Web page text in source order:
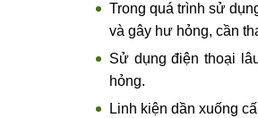
Trong quá trình sử
và gây hư hỏng, cần
Sử dụng điện thoại
hỏng.
Linh kiện dần xuống